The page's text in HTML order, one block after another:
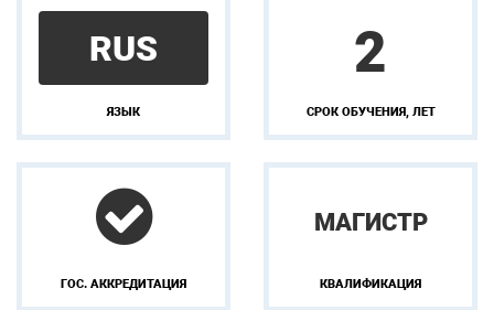
RUS
ЯЗЫК
2
СРОК ОБУЧЕНИЯ, ЛЕТ
ГОС. АККРЕДИТАЦИЯ
МАГИСТР
КВАЛИФИКАЦИЯ